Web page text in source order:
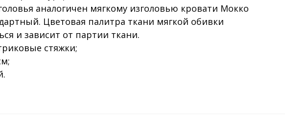
аналогичен мягкому изголовью кровати Мокко
Цветовая палитра ткани мягкой обивки
и зависит от партии ткани.
стяжки;